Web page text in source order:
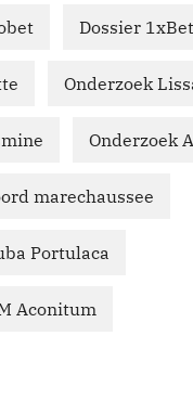
Dossier 1xBet
Onderzoek
Onderzoek
marechaussee
Portulaca
Aconitum